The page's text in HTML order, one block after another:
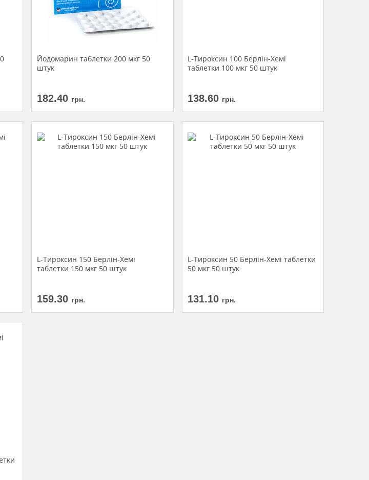
Йодомарин таблетки 200 мкг 50
штук
182.40 грн.
L-Тироксин 100 Берлін-Хемі
таблетки 100 мкг 50 штук
138.60 грн.
L-Тироксин 150 Берлін-Хемі
таблетки 150 мкг 50 штук
159.30 грн.
L-Тироксин 50 Берлін-Хемі таблетки
50 мкг 50 штук
131.10 грн.